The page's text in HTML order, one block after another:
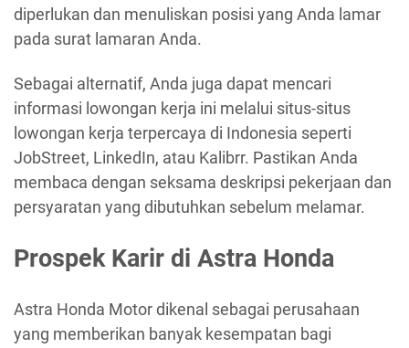
diperlukan dan menuliskan posisi yang Anda lamar
pada surat lamaran Anda.
Sebagai alternatif, Anda juga dapat mencari
informasi lowongan kerja ini melalui situs-situs
lowongan kerja terpercaya di Indonesia seperti
JobStreet, LinkedIn, atau Kalibrr. Pastikan Anda
membaca dengan seksama deskripsi pekerjaan dan
persyaratan yang dibutuhkan sebelum melamar.
Prospek Karir di Astra Honda
Astra Honda Motor dikenal sebagai perusahaan
yang memberikan banyak kesempatan bagi